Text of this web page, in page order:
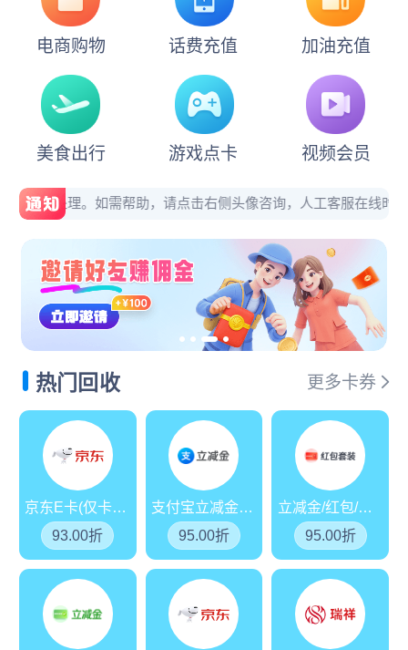
受市场行情影响，京东E卡50-5000面值折扣调整至
携程生活券包(分期乐) 96折秒回收，欢迎提交订单
分期乐卡券回收：天猫购物券、骏网一卡通、微信
兑卡啦平台新增商超卡：苏宁消费券包、永辉超市
国庆期间正常回收，正常结算，欢迎新老用户提交
平台新增：汇元乐付卡 ，费率94.3%，欢迎提交回
受市场行情影响，京东E卡50-5000面值折扣调整至
通知：天猫超市卡折扣上调（93.2%折），24小时
ID:2**** 刚刚 回收成功 50元 京东E卡(仅卡密)
ID:2**** 刚刚 回收成功 50元 京东E卡(仅卡密)
ID:2**** 刚刚 回收成功 50元 京东E卡(仅卡密)
ID:2**** 刚刚 回收成功 50元 京东E卡(仅卡密)
ID:1**** 刚刚 回收成功 1000元 京东E卡(仅卡密)
电商购物 话费充值 加油充值
美食出行 游戏点卡 视频会员
自动处理。如需帮助，请点击右侧头像咨询，人工客服在线时间：
热门回收 更多卡券
京东E卡(仅卡密)
93.00折
支付宝立减金/消费券
95.00折
立减金/红包/消费券
95.00折